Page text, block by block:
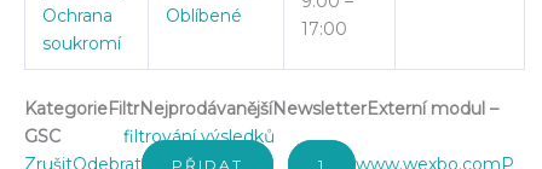
Ochrana
soukromí
Oblíbené
17:00
KategorieFiltrNejprodávanějšíNewsletterExterní modul –
GSC
filtrování výsledků
ZrušitOdebrat PŘIDAT 1 www.wexbo.com P